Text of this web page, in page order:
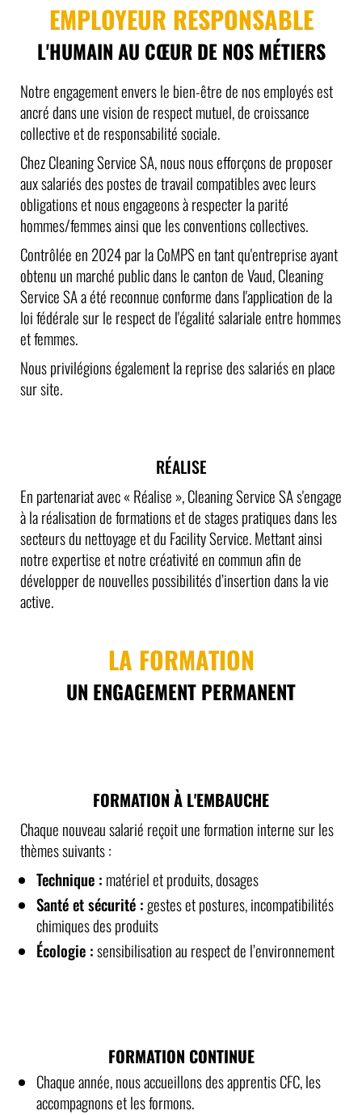
EMPLOYEUR RESPONSABLE
L'HUMAIN AU CŒUR DE NOS MÉTIERS
Notre engagement envers le bien-être de nos employés est
ancré dans une vision de respect mutuel, de croissance
collective et de responsabilité sociale.
Chez Cleaning Service SA, nous nous efforçons de proposer
aux salariés des postes de travail compatibles avec leurs
obligations et nous engageons à respecter la parité
hommes/femmes ainsi que les conventions collectives.
Contrôlée en 2024 par la CoMPS en tant qu'entreprise ayant
obtenu un marché public dans le canton de Vaud, Cleaning
Service SA a été reconnue conforme dans l'application de la
loi fédérale sur le respect de l'égalité salariale entre hommes
et femmes.
Nous privilégions également la reprise des salariés en place
sur site.
RÉALISE
En partenariat avec « Réalise », Cleaning Service SA s'engage
à la réalisation de formations et de stages pratiques dans les
secteurs du nettoyage et du Facility Service. Mettant ainsi
notre expertise et notre créativité en commun afin de
développer de nouvelles possibilités d’insertion dans la vie
active.
LA FORMATION
UN ENGAGEMENT PERMANENT
FORMATION À L'EMBAUCHE
Chaque nouveau salarié reçoit une formation interne sur les
thèmes suivants :
Technique : matériel et produits, dosages
Santé et sécurité :gestes et postures, incompatibilités
chimiques des produits
Écologie :sensibilisation au respect de l’environnement
FORMATION CONTINUE
Chaque année, nous accueillons des apprentis CFC, les
accompagnons et les formons.